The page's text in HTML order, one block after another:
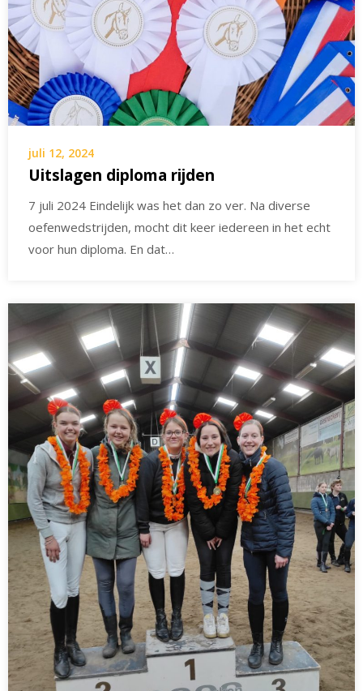
juli 12, 2024
Uitslagen diploma rijden
7 juli 2024 Eindelijk was het dan zo ver. Na diverse
oefenwedstrijden, mocht dit keer iedereen in het echt
voor hun diploma. En dat…